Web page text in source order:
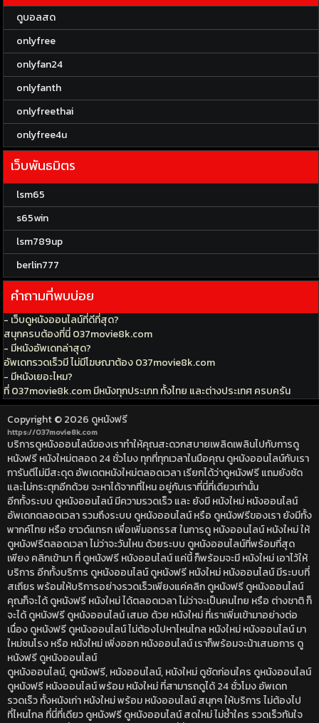
ดูบอลสด
onlyfree
onlyfan24
onlyfanth
onlyfreethai
onlyfree4u
เว็บพันธมิตร
lsm65
s65win
lsm789up
berlin777
คำถามที่พบบ่อย
- เว็บดูหนังออนไลน์ที่ดีที่สุด?
สนุกครบต้องที่นี่ 037movie8k.com
- มีหนังอัพเดทล่าสุด?
อัพเดทรวดเร็วมี ไม่มีโฆษณาต้อง 037movie8k.com
- มีหนังเยอะไหม?
ที่ 037movie8k.com มีหนังทุกประเภท ทั้งไทย และต่างประเทศ ครบครัน
Copyright © 2026 ดูหนังฟรี
https://037movie8k.com
บริการดูหนังออนไลน์ของเราทำให้คุณสะดวกสบายเพลิดเพลินไปกับการดู
หนังฟรี หนังใหม่ตลอด 24 ชั่วโมง ทุกที่ทุกเวลาในมือคุณ ดูหนังออนไลน์กับเรา
การันตีไม่มีสะดุด อัพเดตหนังใหม่ตลอดเวลา เรียกได้ว่าดูหนังฟรี แถมยังชัด
และไม่กระตุกอีกด้วย จะหาได้จากที่ไหน อยู่กับเราที่นี่ที่เดียวเท่านั้น
อีกทั้งระบบ ดูหนังออนไลน์ มีความรวดเร็ว และ ยังมี หนังใหม่ หนังออนไลน์
อัพเดทตลอดเวลา รวมถึงระบบ ดูหนังออนไลน์ หรือ ดูหนังฟรีของเรา ยังมีทั้ง
พากค์ไทย หรือ ซาวด์แทรก เพื่อเพิ่มอถรรส ในการดู หนังออนไลน์ หนังใหม่ ให้
ดูหนังฟรีตลอดเวลา ไม่ว่าจะวันไหน ด้วยระบบ ดูหนังออนไลน์ที่พร้อมที่สุด
เพียง คลิกเข้ามา ที่ ดูหนังฟรี หนังออนไลน์ แค่นี้ ก็พร้อมจะมี หนังใหม่ เอาไว้ให้
บริการ อีกทั้งบริการ ดูหนังออนไลน์ ดูหนังฟรี หนังใหม่ หนังออนไลน์ มีระบบที่
สเถียร พร้อมให้บริการอย่างรวดเร็วเพียงแค่คลิก ดูหนังฟรี ดูหนังออนไลน์
คุณก็จะได้ ดูหนังฟรี หนังใหม่ ได้ตลอดเวลา ไม่ว่าจะเป็นคนไทย หรือ ต่างชาติ ก็
จะได้ ดูหนังฟรี ดูหนังออนไลน์ เสมอ ด้วย หนังใหม่ ที่เราเพิ่มเข้ามาอย่างต่อ
เนื่อง ดูหนังฟรี ดูหนังออนไลน์ ไม่ต้องไปหาไหนไกล หนังใหม่ หนังออนไลน์ มา
ใหม่ชนโรง หรือ หนังใหม่ เพิ่งออก หนังออนไลน์ เราก็พร้อมจะน้าเสนอการ ดู
หนังฟรี ดูหนังออนไลน์
ดูหนังออนไลน์, ดูหนังฟรี, หนังออนไลน์, หนังใหม่ ดูชัดก่อนใคร ดูหนังออนไลน์
ดูหนังฟรี หนังออนไลน์ พร้อม หนังใหม่ ที่สามารถดูได้ 24 ชั่วโมง อัพเดท
รวดเร็ว ทั้งหนังเก่า หนังใหม่ พร้อม หนังออนไลน์ สนุกๆ ให้บริการ ไม่ต้องไป
ที่ไหนไกล ที่นี่ที่เดียว ดูหนังฟรี ดูหนังออนไลน์ สดใหม่ ไม่ซ้ำใคร รวดเร็วทันใจ